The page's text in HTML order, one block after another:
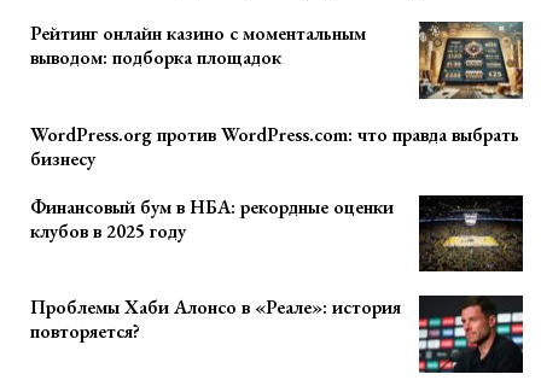
Рейтинг онлайн казино с моментальным
выводом: подборка площадок
WordPress.org против WordPress.com: что правда выбрать
бизнесу
Финансовый бум в НБА: рекордные оценки
клубов в 2025 году
Проблемы Хаби Алонсо в «Реале»: история
повторяется?